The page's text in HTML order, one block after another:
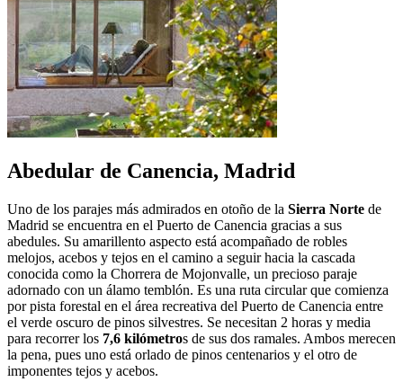
Abedular de Canencia, Madrid
Uno de los parajes más admirados en otoño de la Sierra Norte de
Madrid se encuentra en el Puerto de Canencia gracias a sus
abedules. Su amarillento aspecto está acompañado de robles
melojos, acebos y tejos en el camino a seguir hacia la cascada
conocida como la Chorrera de Mojonvalle, un precioso paraje
adornado con un álamo temblón. Es una ruta circular que comienza
por pista forestal en el área recreativa del Puerto de Canencia entre
el verde oscuro de pinos silvestres. Se necesitan 2 horas y media
para recorrer los 7,6 kilómetros de sus dos ramales. Ambos merecen
la pena, pues uno está orlado de pinos centenarios y el otro de
imponentes tejos y acebos.